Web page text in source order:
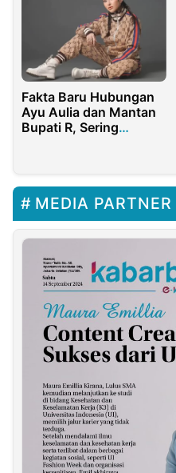
Fakta Baru Hubungan
Ayu Aulia dan Mantan
Bupati R, Sering
MEDIA PARTNER